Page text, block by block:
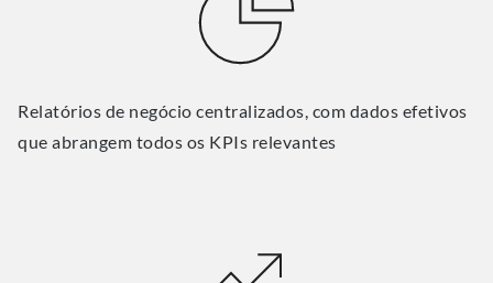
Relatórios de negócio centralizados, com dados efetivos
que abrangem todos os KPIs relevantes